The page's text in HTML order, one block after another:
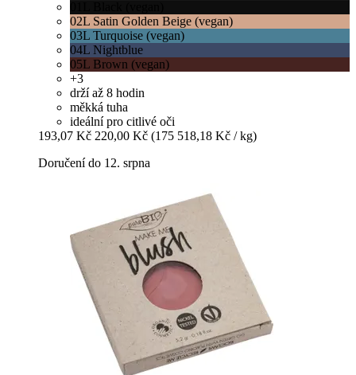
02L Satin Golden Beige (vegan)
03L Turquoise (vegan)
04L Nightblue
05L Brown (vegan)
+3
drží až 8 hodin
měkká tuha
ideální pro citlivé oči
193,07 Kč 220,00 Kč (175 518,18 Kč / kg)
Doručení do 12. srpna